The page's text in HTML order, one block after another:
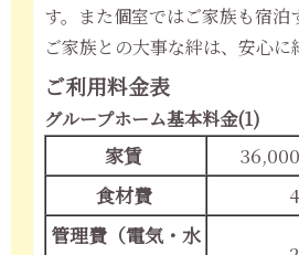
す。また個室ではご家族も宿泊
ご家族との大事な絆は、安心に
ご利用料金表
グループホーム基本料金(1)
家賃
食材費
管理費（電気・水